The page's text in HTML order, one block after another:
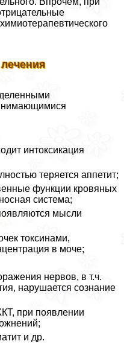
интоксикация
теряется аппетит;
функции кровяных
система;
мысли
токсинами,
в моче;
нервов, в т.ч.
нарушается сознание
при появлении
и др.